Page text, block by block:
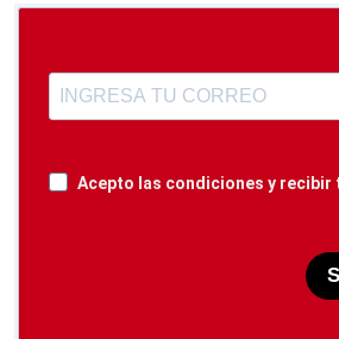
Acepto las condiciones y recibir